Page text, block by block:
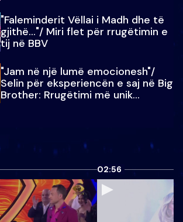
"Faleminderit Vëllai i Madh dhe të
gjithë…"/ Miri flet për rrugëtimin e
tij në BBV
"Jam në një lumë emocionesh"/
Selin për eksperiencën e saj në Big
Brother: Rrugëtimi më unik…
02:56